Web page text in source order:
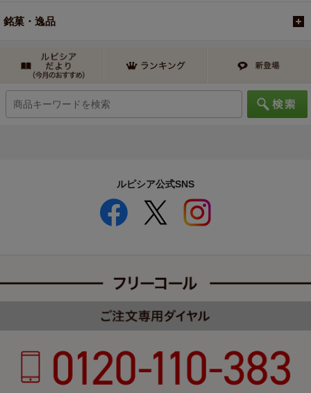
銘菓・逸品
ルピシア公式SNS